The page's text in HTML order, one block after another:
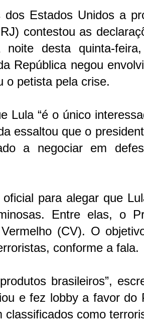
Estados Unidos a
contestou as
desta quinta-
República negou
o petista pela crise.
Lula “é o único
essaltou que o
a negociar em
para alegar que
Entre elas, o
(CV). O
conforme a fala.
brasileiros”,
e fez lobby a favor do
como